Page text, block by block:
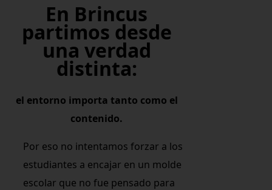
En Brincus
partimos desde
una verdad
distinta:
el entorno importa tanto como el
contenido.
Por eso no intentamos forzar a los
estudiantes a encajar en un molde
escolar que no fue pensado para